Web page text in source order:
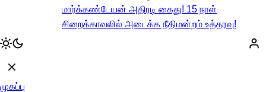
மார்க்கண்டேயன் அதிரடி கைது! 15 நாள்
சிறைக்காவலில் அடைக்க நீதிமன்றம் உத்தரவு!
முகப்பு